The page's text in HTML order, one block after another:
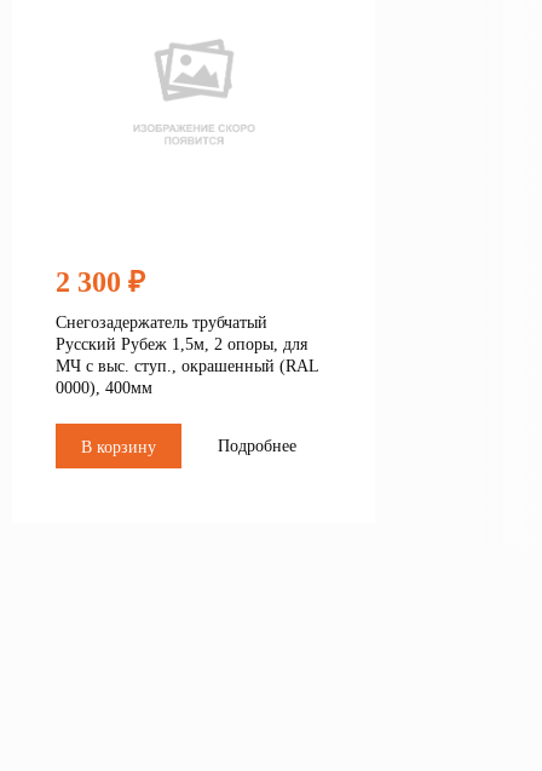
2 300 ₽
Снегозадержатель трубчатый
Русский Рубеж 1,5м, 2 опоры, для
МЧ с выс. ступ., окрашенный (RAL
0000), 400мм
В корзину Подробнее